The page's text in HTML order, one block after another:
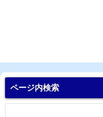
ページ内検索